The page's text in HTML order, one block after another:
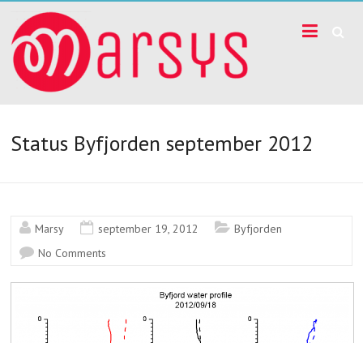
content
I
Byfjorden
har
vi
ett
antal
mätinstrument
Status Byfjorden september 2012
Marsy september 19, 2012
Byfjorden
No Comments